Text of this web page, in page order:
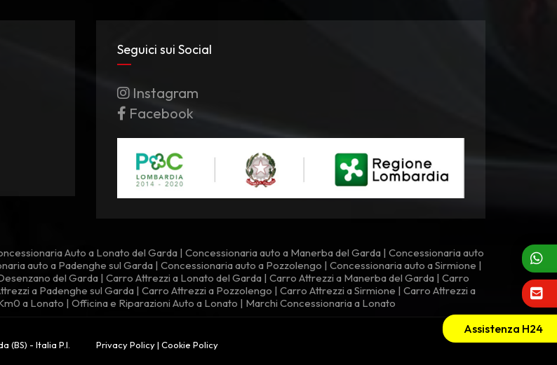
Seguici sui Social
Instagram
Facebook
Auto a Lonato del Garda| Concessionaria auto a Manerba del Garda| Concessionaria auto
auto a Padenghe sul Garda| Concessionaria auto a Pozzolengo | Concessionaria auto a Sirmione |
del Garda| Carro Attrezzi a Lonato del Garda| Carro Attrezzi a Manerba del Garda| Carro
a Padenghe sul Garda | Carro Attrezzi a Pozzolengo | Carro Attrezzi a Sirmione | Carro Attrezzi a
a Lonato | Officina e Riparazioni Auto a Lonato | Marchi Concessionaria a Lonato
(BS) - Italia P.I.
Privacy Policy| Cookie Policy
Assistenza H24